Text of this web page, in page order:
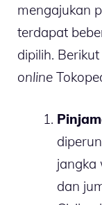
mengajukan
terdapat
dipilih.
online
jangka
dan